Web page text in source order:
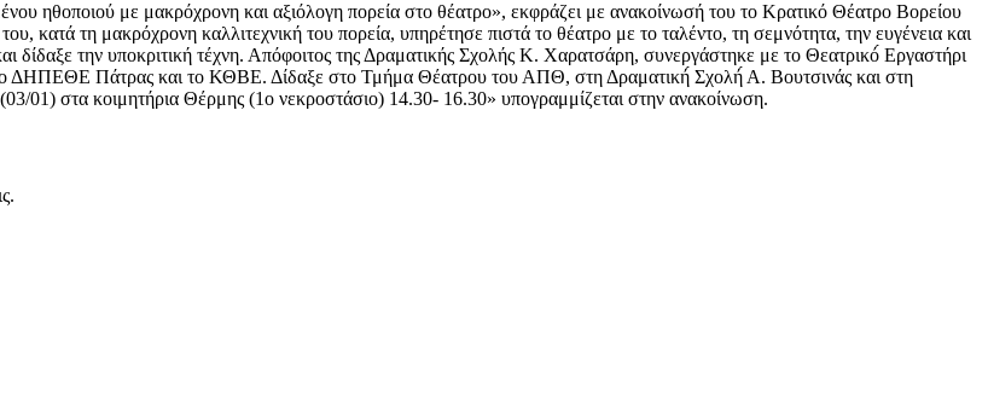
ηθοποιού με μακρόχρονη και αξιόλογη πορεία στο θέατρο», εκφράζει με ανακοίνωσή του το Κρατικό Θέατρο Βορείου
τη μακρόχρονη καλλιτεχνική του πορεία, υπηρέτησε πιστά το θέατρο με το ταλέντο, τη σεμνότητα, την ευγένεια και
δίδαξε την υποκριτική τέχνη. Απόφοιτος της Δραματικής Σχολής Κ. Χαρατσάρη, συνεργάστηκε με το Θεατρικό́ Εργαστήρι
Πάτρας και το ΚΘΒΕ. Δίδαξε στο Τμήμα Θέατρου του ΑΠΘ, στη Δραματική́ Σχολή́ Α. Βουτσινάς και στη
01) στα κοιμητήρια Θέρμης (1ο νεκροστάσιο) 14.30- 16.30» υπογραμμίζεται στην ανακοίνωση.